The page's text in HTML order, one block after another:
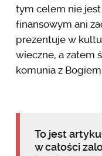
tym celem nie
finansowym ani
prezentuje w
wieczne, a zatem
komunia z Bogiem.
To jest
w całości